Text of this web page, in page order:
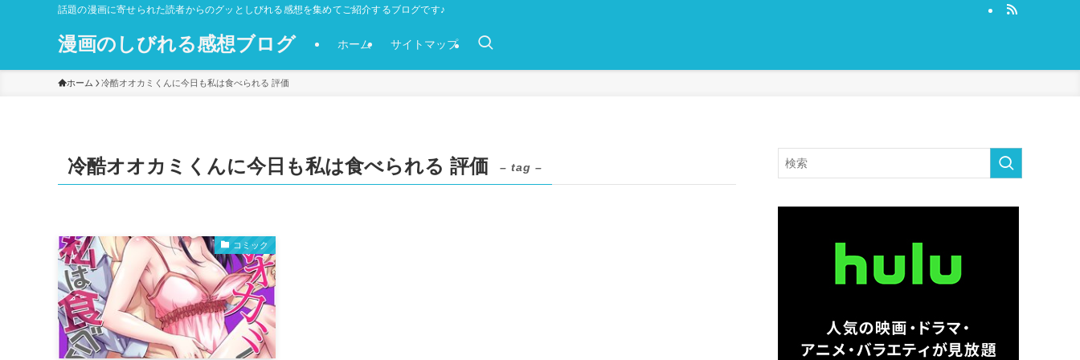
話題の漫画に寄せられた読者からのグッとしびれる感想を集めてご紹介するブログです♪
漫画のしびれる感想ブログ ホーム サイトマップ
ホーム 冷酷オオカミくんに今日も私は食べられる 評価
冷酷オオカミくんに今日も私は食べられる 評価 – tag –
コミック